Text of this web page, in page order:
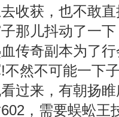
收获，也不敢
那儿抖动了一
传奇副本为了行
然不可能一下
过来，有朝扬
，需要蜈蚣王